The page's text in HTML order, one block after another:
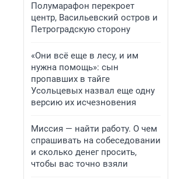
Полумарафон перекроет
центр, Васильевский остров и
Петроградскую сторону
«Они всё еще в лесу, и им
нужна помощь»: сын
пропавших в тайге
Усольцевых назвал еще одну
версию их исчезновения
Миссия — найти работу. О чем
спрашивать на собеседовании
и сколько денег просить,
чтобы вас точно взяли